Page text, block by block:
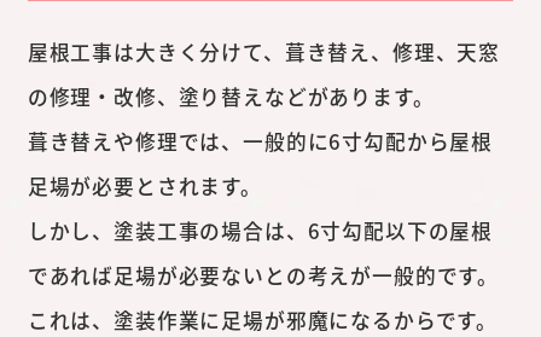
屋根工事は大きく分けて、葺き替え、修理、天窓
の修理・改修、塗り替えなどがあります。
葺き替えや修理では、一般的に6寸勾配から屋根
足場が必要とされます。
しかし、塗装工事の場合は、6寸勾配以下の屋根
であれば足場が必要ないとの考えが一般的です。
これは、塗装作業に足場が邪魔になるからです。